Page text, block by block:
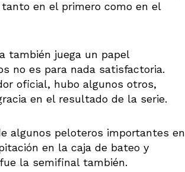
en el primero como en el
también juega un papel
no es para nada satisfactoria.
oficial, hubo algunos otros,
en el resultado de la serie.
algunos peloteros importantes en
en la caja de bateo y
la semifinal también.